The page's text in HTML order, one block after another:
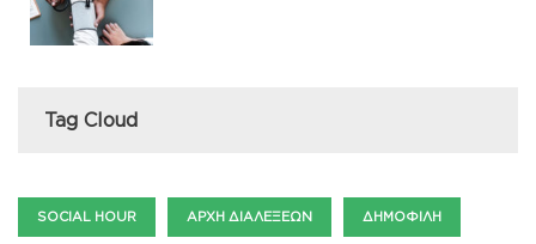
Tag Cloud
SOCIAL HOUR ΑΡΧΉ ΔΙΑΛΈΞΕΩΝ ΔΗΜΟΦΙΛΉ